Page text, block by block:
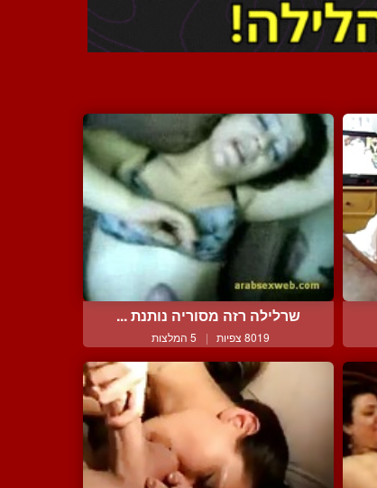
שרלילה רזה מסוריה נותנת ...
8019 צפיות | 5 המלצות